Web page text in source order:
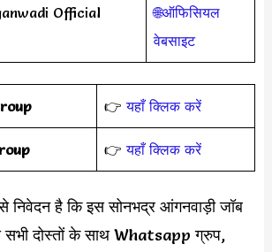
Official
🌐ऑफिसियल
वेबसाइट
👉यहाँ क्लिक करें
👉यहाँ क्लिक करें
निवेदन है कि इस सोनभद्र आंगनवाड़ी जॉब
दोस्तों के साथ Whatsapp ग्रुप,